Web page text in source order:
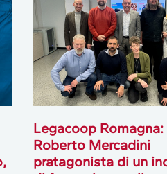
Legacoop Romagna:
Roberto Mercadini
pratagonista di un